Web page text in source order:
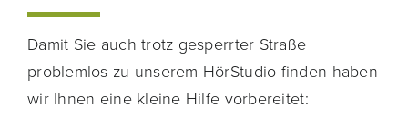
Damit Sie auch trotz gesperrter Straße
problemlos zu unserem HörStudio finden haben
wir Ihnen eine kleine Hilfe vorbereitet: